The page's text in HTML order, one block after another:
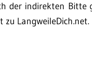
der indirekten Bitte
LangweileDich.net.